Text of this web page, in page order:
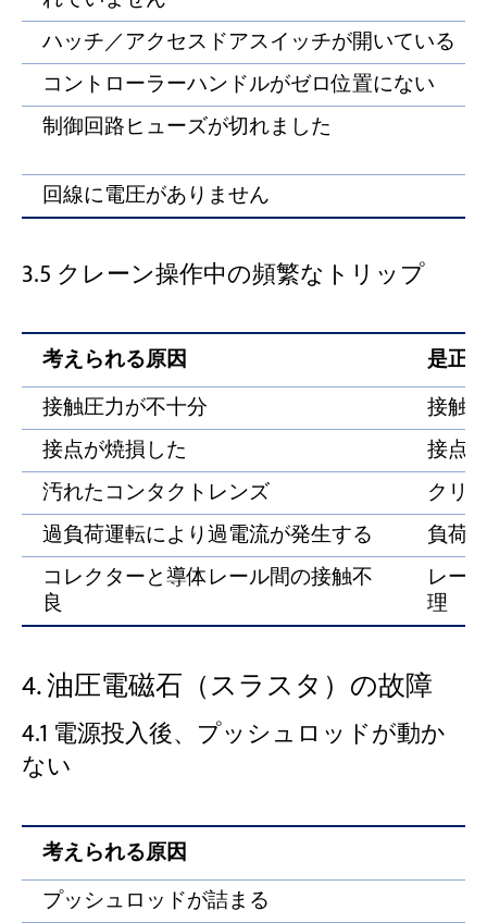
ハッチ／アクセスドアスイッチが開いている
コントローラーハンドルがゼロ位置にない
制御回路ヒューズが切れました
回線に電圧がありません
3.5 クレーン操作中の頻繁なトリップ
考えられる原因
是正
接触圧力が不十分
接触
接点が焼損した
接点
汚れたコンタクトレンズ
クリ
過負荷運転により過電流が発生する
負荷
コレクターと導体レール間の接触不
良
レー
理
4. 油圧電磁石（スラスタ）の故障
4.1 電源投入後、プッシュロッドが動か
ない
考えられる原因
プッシュロッドが詰まる